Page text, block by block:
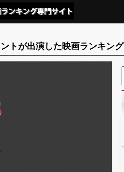
トが出演した映画ランキング